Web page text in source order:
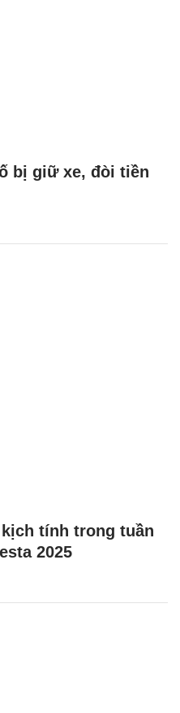
bị giữ xe, đòi tiền
tính trong tuần
2025